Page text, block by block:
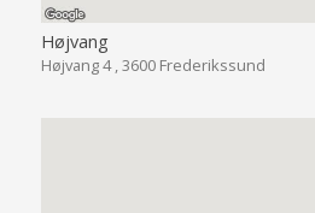
Højvang
Højvang 4 , 3600 Frederikssund